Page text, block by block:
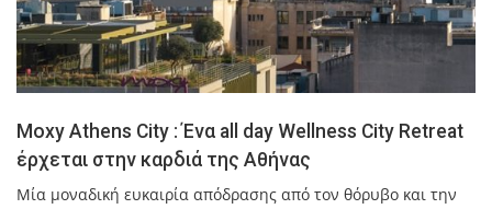
Moxy Athens City : Ένα all day Wellness City Retreat
έρχεται στην καρδιά της Αθήνας
Μία μοναδική ευκαιρία απόδρασης από τον θόρυβο και την